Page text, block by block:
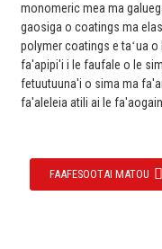
monomeric mea ma
gaosiga o coatings ma
polymer coatings e taʻua
fa'apipi'i i le faufale o le
fetuutuuna'i o sima ma
fa'aleleia atili ai le
FAAFESOOTAI MATOU